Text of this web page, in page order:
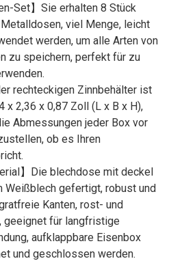
Set】Sie erhalten 8 Stück
viel Menge, leicht
werden, um alle Arten von
zu speichern, perfekt für zu
rechteckigen Zinnbehälter ist
x 2,36 x 0,87 Zoll (L x B x H),
Abmessungen jeder Box vor
ob es Ihren
】Die blechdose mit deckel
Weißblech gefertigt, robust und
Kanten, rost- und
geeignet für langfristige
aufklappbare Eisenbox
und geschlossen werden.